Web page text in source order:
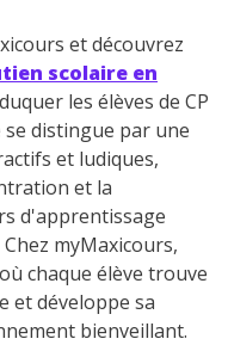
et découvrez
scolaire en
les élèves de CP
distingue par une
et ludiques,
et la
d'apprentissage
myMaxicours,
chaque élève trouve
et développe sa
bienveillant.